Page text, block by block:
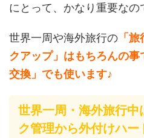
にとって、かなり重要なの
世界一周や海外旅行の 「
クアップ」はもちろんの
交換」でも使います♪
世界一周・海外旅行中
ク管理から外付けハー